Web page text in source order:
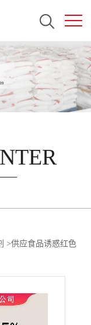
>供应食品诱惑红色